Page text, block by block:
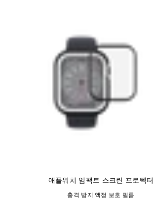
애플워치 임팩트 스크린 프로텍터
충격 방지 액정 보호 필름